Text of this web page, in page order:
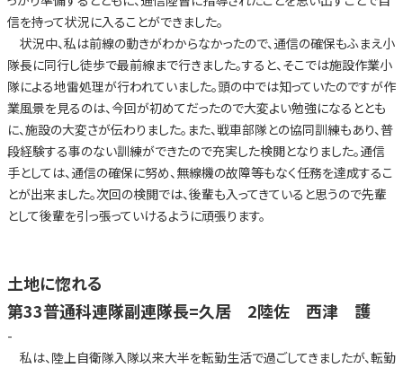
信を持って状況に入ることができました。
状況中、私は前線の動きがわからなかったので、通信の確保もふまえ小
隊長に同行し徒歩で最前線まで行きました。すると、そこでは施設作業小
隊による地雷処理が行われていました。頭の中では知っていたのですが作
業風景を見るのは、今回が初めてだったので大変よい勉強になるととも
に、施設の大変さが伝わりました。また、戦車部隊との協同訓練もあり、普
段経験する事のない訓練ができたので充実した検閲となりました。通信
手としては、通信の確保に努め、無線機の故障等もなく任務を達成するこ
とが出来ました。次回の検閲では、後輩も入ってきていると思うので先輩
として後輩を引っ張っていけるように頑張ります。
土地に惚れる
第33普通科連隊副連隊長=久居 2陸佐 西津 護
-
私は、陸上自衛隊入隊以来大半を転勤生活で過ごしてきましたが、転勤